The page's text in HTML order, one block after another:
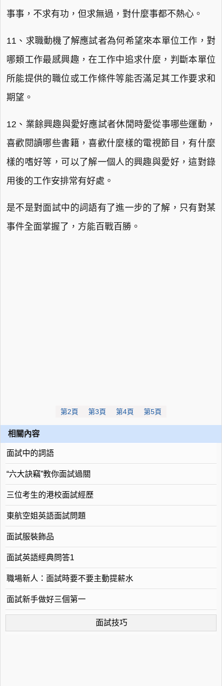
事事，不求有功，但求無過，對什麼事都不熱心。
11、求職動機了解應試者為何希望來本單位工作，對
哪類工作最感興趣，在工作中追求什麼，判斷本單位
所能提供的職位或工作條件等能否滿足其工作要求和
期望。
12、業餘興趣與愛好應試者休閒時愛從事哪些運動，
喜歡閱讀哪些書籍，喜歡什麼樣的電視節目，有什麼
樣的嗜好等，可以了解一個人的興趣與愛好，這對錄
用後的工作安排常有好處。
是不是對面試中的詞語有了進一步的了解，只有對某
事件全面掌握了，方能百戰百勝。
第2頁 第3頁 第4頁 第5頁
相關內容
面試中的詞語
“六大訣竊”教你面試過關
三位考生的港校面試經歷
東航空姐英語面試問題
面試服裝飾品
面試英語經典問答1
職場新人：面試時要不要主動提薪水
面試新手做好三個第一
面試技巧